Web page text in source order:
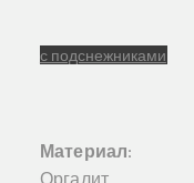
Материал: